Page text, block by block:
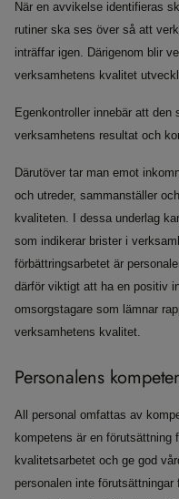
När en avvikelse identifieras
rutiner ska ses över så att
inträffar igen. Därigenom blir
verksamhetens kvalitet
Egenkontroller innebär att
verksamhetens resultat och
Därutöver tar man emot
och utreder, sammanställer
kvaliteten. I dessa underlag
som indikerar brister i
förbättringsarbetet är
därför viktigt att ha en positiv
omsorgstagare som lämnar
verksamhetens kvalitet.
Personalens
All personal omfattas av
kompetens är en förutsättning
kvalitetsarbetet och ge god
personalen inte